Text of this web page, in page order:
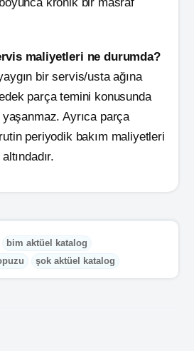
maliyetleri ne durumda?
bir servis/usta ağına
parça temini konusunda
yaşanmaz. Ayrıca parça
periyodik bakım maliyetleri
bim aktüel katalog
şok aktüel katalog